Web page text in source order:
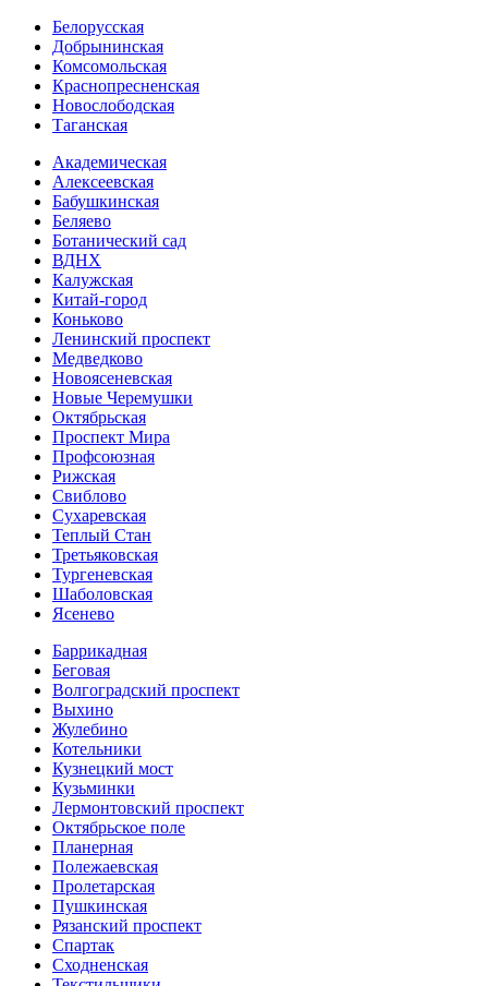
Белорусская
Добрынинская
Комсо­мольская
Краснопресненская
Новослободская
Таганская
Академическая
Алексеевская
Бабушкинская
Беляево
Ботанический сад
ВДНХ
Калужская
Китай-город
Коньково
Ленинский проспект
Медведково
Новоясе­невская
Новые Черемушки
Октябрьская
Проспект Мира
Профсоюзная
Рижская
Свиблово
Сухаревская
Теплый Стан
Третьяковская
Тургеневская
Шаболовская
Ясенево
Баррикадная
Беговая
Волгоградский проспект
Выхино
Жулебино
Котельники
Кузнецкий мост
Кузьминки
Лермонтовский проспект
Октябрьское поле
Планерная
Полежаевская
Пролетарская
Пушкинская
Рязанский проспект
Спартак
Сходненская